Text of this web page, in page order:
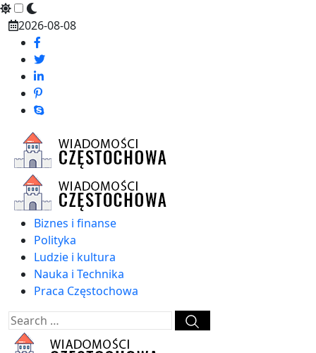
Skip
content
2026-08-08
Biznes i finanse
Polityka
Ludzie i kultura
Nauka i Technika
Praca Częstochowa